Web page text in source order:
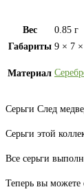
Вес
0.85 г
Габариты 9 × 7
Материал
Серьги След
Серьги этой
Все серьги
Теперь вы можете